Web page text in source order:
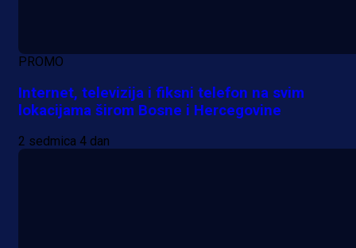
PROMO
Internet, televizija i fiksni telefon na svim
lokacijama širom Bosne i Hercegovine
2 sedmica 4 dan